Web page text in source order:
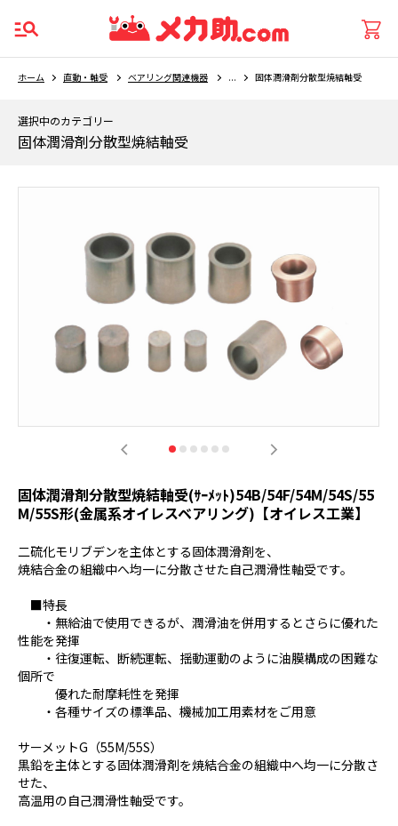
ホーム 直動・軸受 ベアリング関連機器 ... 固体潤滑剤分散型焼結軸受
選択中のカテゴリー
固体潤滑剤分散型焼結軸受
固体潤滑剤分散型焼結軸受(ｻｰﾒｯﾄ)54B/54F/54M/54S/55
M/55S形(金属系オイレスベアリング)【オイレス工業】
二硫化モリブデンを主体とする固体潤滑剤を、
焼結合金の組織中へ均一に分散させた自己潤滑性軸受です。
■特長
・無給油で使用できるが、潤滑油を併用するとさらに優れた
性能を発揮
・往復運転、断続運転、揺動運動のように油膜構成の困難な
個所で
優れた耐摩耗性を発揮
・各種サイズの標準品、機械加工用素材をご用意
サーメットG（55M/55S）
黒鉛を主体とする固体潤滑剤を焼結合金の組織中へ均一に分散さ
せた、
高温用の自己潤滑性軸受です。